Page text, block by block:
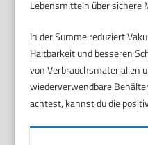
Lebensmitteln über sichere
In der Summe reduziert
Haltbarkeit und besseren
von Verbrauchsmaterialien
wiederverwendbare
achtest, kannst du die